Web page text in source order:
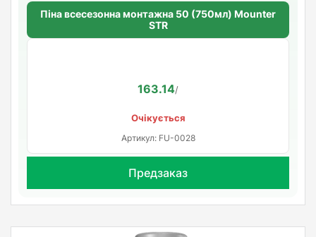
Піна всесезонна монтажна 50 (750мл) Mounter
STR
163.14/
Очікується
Артикул: FU-0028
Предзаказ